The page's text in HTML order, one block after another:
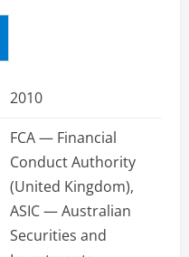
2010
FCA — Financial
Conduct Authority
(United Kingdom),
ASIC — Australian
Securities and